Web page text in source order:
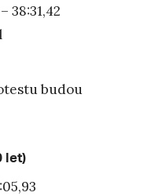
38:31,42
budou
let)